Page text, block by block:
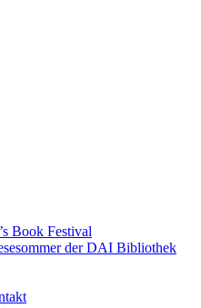
Book Festival
der DAI Bibliothek